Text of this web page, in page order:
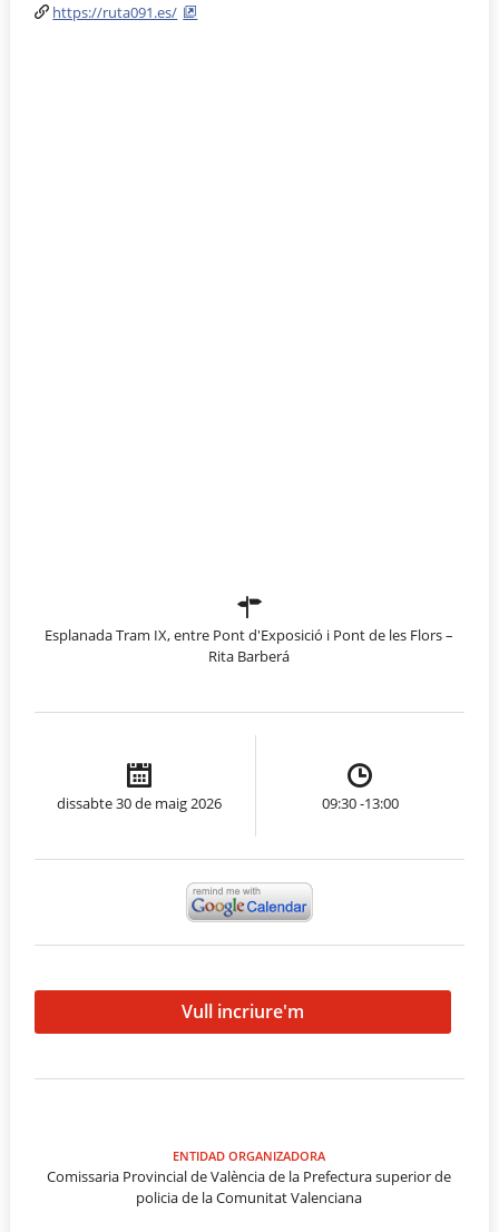
https://ruta091.es/
Esplanada Tram IX, entre Pont d'Exposició i Pont de les Flors –
Rita Barberá
dissabte 30 de maig 2026 09:30 -13:00
Vull incriure'm
ENTIDAD ORGANIZADORA
Comissaria Provincial de València de la Prefectura superior de
policia de la Comunitat Valenciana